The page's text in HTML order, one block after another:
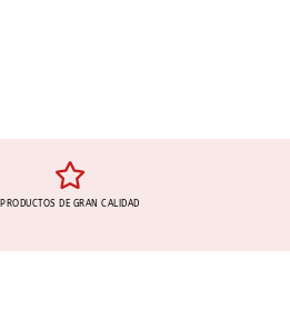
PRODUCTOS DE GRAN CALIDAD